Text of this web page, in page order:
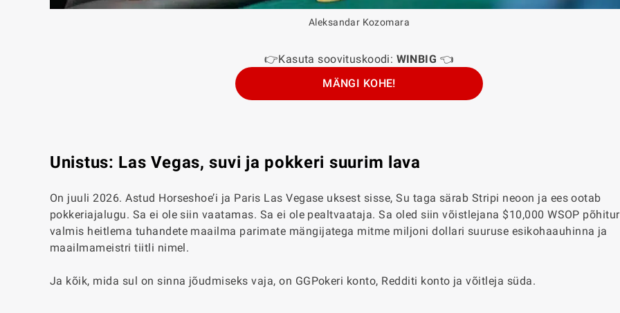
Aleksandar Kozomara
👉Kasuta soovituskoodi: WINBIG 👈
MÄNGI KOHE!
Unistus: Las Vegas, suvi ja pokkeri suurim lava
On juuli 2026. Astud Horseshoe’i ja Paris Las Vegase uksest sisse, Su taga särab Stripi neoon ja ees ootab
pokkeriajalugu. Sa ei ole siin vaatamas. Sa ei ole pealtvaataja. Sa oled siin võistlejana $10,000 WSOP
valmis heitlema tuhandete maailma parimate mängijatega mitme miljoni dollari suuruse esikohaauhinna ja
maailmameistri tiitli nimel.
Ja kõik, mida sul on sinna jõudmiseks vaja, on GGPokeri konto, Redditi konto ja võitleja süda.